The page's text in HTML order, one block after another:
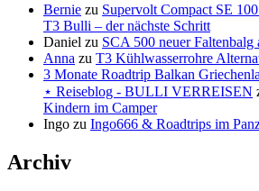
Bernie zu Supervolt Compact SE
T3 Bulli – der nächste Schritt
Daniel zu SCA 500 neuer
Anna zu T3 Kühlwasserrohre
3 Monate Roadtrip Balkan
⋆ Reiseblog - BULLI VERREISEN
Kindern im Camper
Ingo zu Ingo666 & Roadtrips im
Archiv